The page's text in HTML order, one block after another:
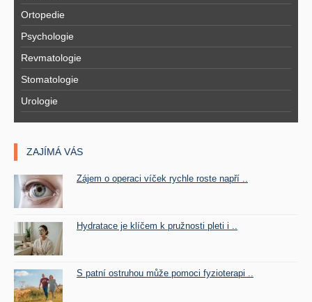
Ortopedie
Psychologie
Revmatologie
Stomatologie
Urologie
ZAJÍMÁ VÁS
Zájem o operaci víček rychle roste napří ..
Hydratace je klíčem k pružnosti pleti i ..
S patní ostruhou může pomoci fyzioterapi ..